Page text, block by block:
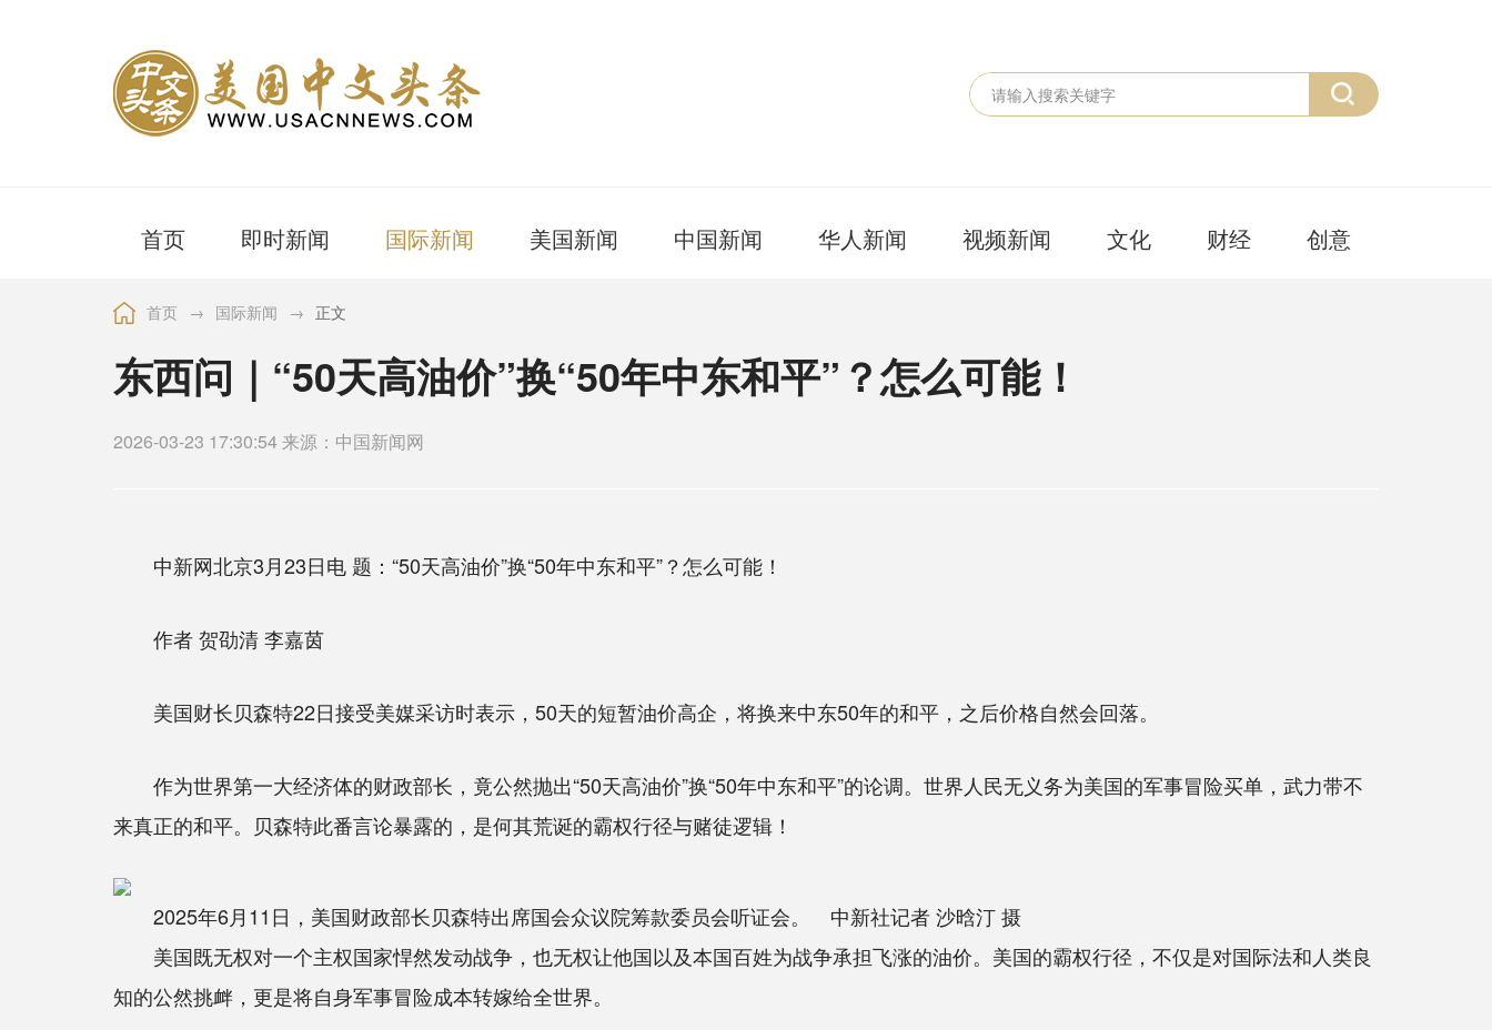
首页 即时新闻 国际新闻 美国新闻 中国新闻 华人新闻 视频新闻 文化 财经 创意
首页 → 国际新闻 → 正文
东西问｜“50天高油价”换“50年中东和平”？怎么可能！
2026-03-23 17:30:54 来源：中国新闻网
中新网北京3月23日电 题：“50天高油价”换“50年中东和平”？怎么可能！
作者 贺劭清 李嘉茵
美国财长贝森特22日接受美媒采访时表示，50天的短暂油价高企，将换来中东50年的和平，之后价格自然会回落。
作为世界第一大经济体的财政部长，竟公然抛出“50天高油价”换“50年中东和平”的论调。世界人民无义务为美国的军事冒险买单，武力带不
来真正的和平。贝森特此番言论暴露的，是何其荒诞的霸权行径与赌徒逻辑！
2025年6月11日，美国财政部长贝森特出席国会众议院筹款委员会听证会。 中新社记者 沙晗汀 摄
美国既无权对一个主权国家悍然发动战争，也无权让他国以及本国百姓为战争承担飞涨的油价。美国的霸权行径，不仅是对国际法和人类良
知的公然挑衅，更是将自身军事冒险成本转嫁给全世界。